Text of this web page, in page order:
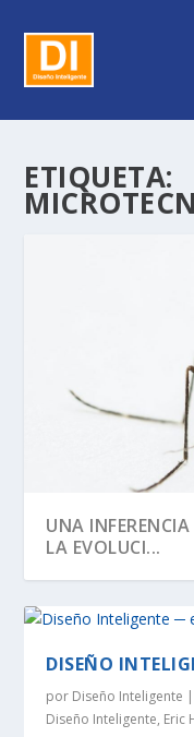
ETIQUETA:
UNA
LA EVOLUCI...
DISEÑO
por Diseño Inteligente |
Diseño Inteligente, Eric